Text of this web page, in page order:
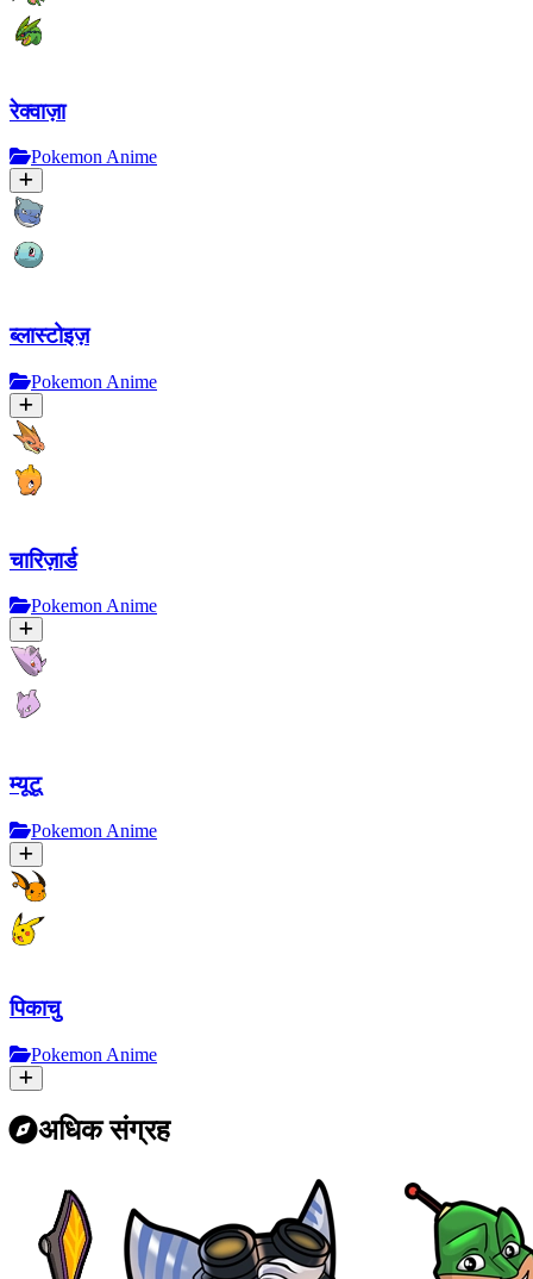
रेक्वाज़ा
Pokemon Anime
ब्लास्टोइज़
Pokemon Anime
चारिज़ार्ड
Pokemon Anime
म्यूटू
Pokemon Anime
पिकाचु
Pokemon Anime
अधिक संग्रह